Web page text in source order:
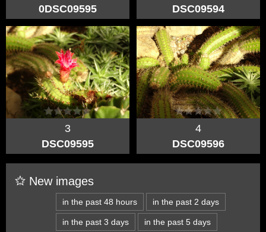
0DSC09595
DSC09594
3
DSC09595
4
DSC09596
New images
in the past 48 hours in the past 2 days
in the past 3 days in the past 5 days